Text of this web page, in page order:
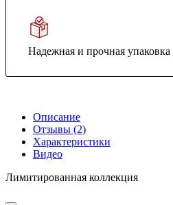
Надежная и прочная упаковка
Описание
Отзывы (2)
Характеристики
Видео
Лимитированная коллекция